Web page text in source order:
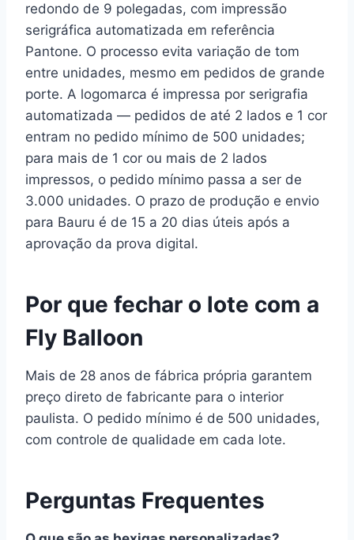
redondo de 9 polegadas, com impressão
serigráfica automatizada em referência
Pantone. O processo evita variação de tom
entre unidades, mesmo em pedidos de grande
porte. A logomarca é impressa por serigrafia
automatizada — pedidos de até 2 lados e 1 cor
entram no pedido mínimo de 500 unidades;
para mais de 1 cor ou mais de 2 lados
impressos, o pedido mínimo passa a ser de
3.000 unidades. O prazo de produção e envio
para Bauru é de 15 a 20 dias úteis após a
aprovação da prova digital.
Por que fechar o lote com a
Fly Balloon
Mais de 28 anos de fábrica própria garantem
preço direto de fabricante para o interior
paulista. O pedido mínimo é de 500 unidades,
com controle de qualidade em cada lote.
Perguntas Frequentes